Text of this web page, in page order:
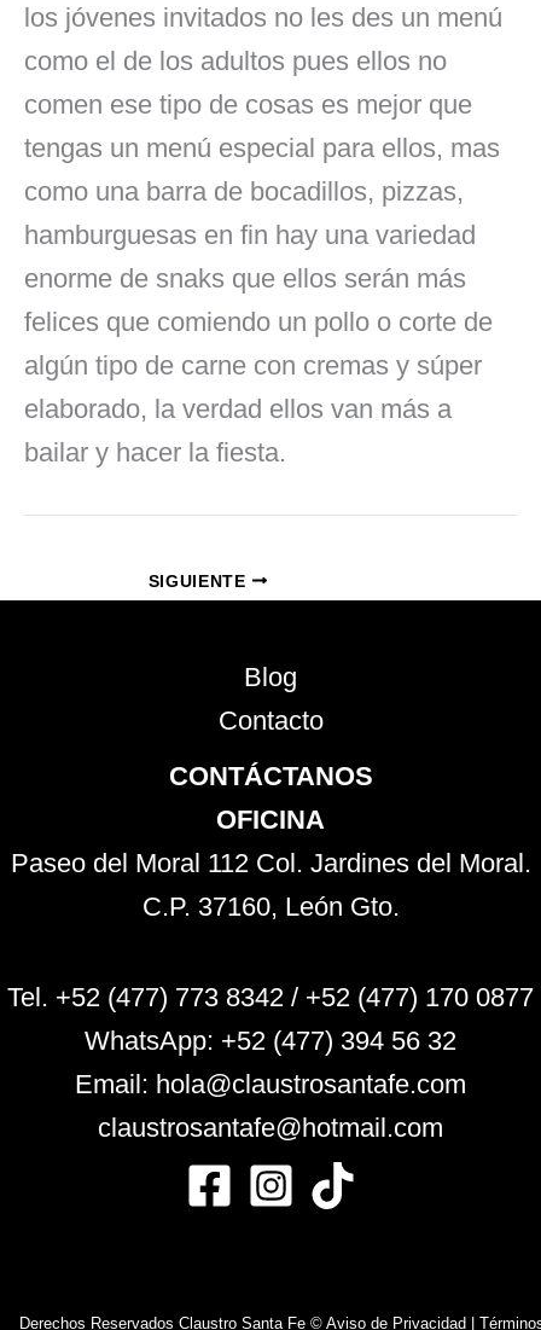
los jóvenes invitados no les des un menú
como el de los adultos pues ellos no
comen ese tipo de cosas es mejor que
tengas un menú especial para ellos, mas
como una barra de bocadillos, pizzas,
hamburguesas en fin hay una variedad
enorme de snaks que ellos serán más
felices que comiendo un pollo o corte de
algún tipo de carne con cremas y súper
elaborado, la verdad ellos van más a
bailar y hacer la fiesta.
SIGUIENTE
Blog
Contacto
CONTÁCTANOS
OFICINA
Paseo del Moral 112 Col. Jardines del Moral.
C.P. 37160, León Gto.
Tel. +52 (477) 773 8342 / +52 (477) 170 0877
WhatsApp: +52 (477) 394 56 32
Email: hola@claustrosantafe.com
claustrosantafe@hotmail.com
Derechos Reservados Claustro Santa Fe © Aviso de Privacidad